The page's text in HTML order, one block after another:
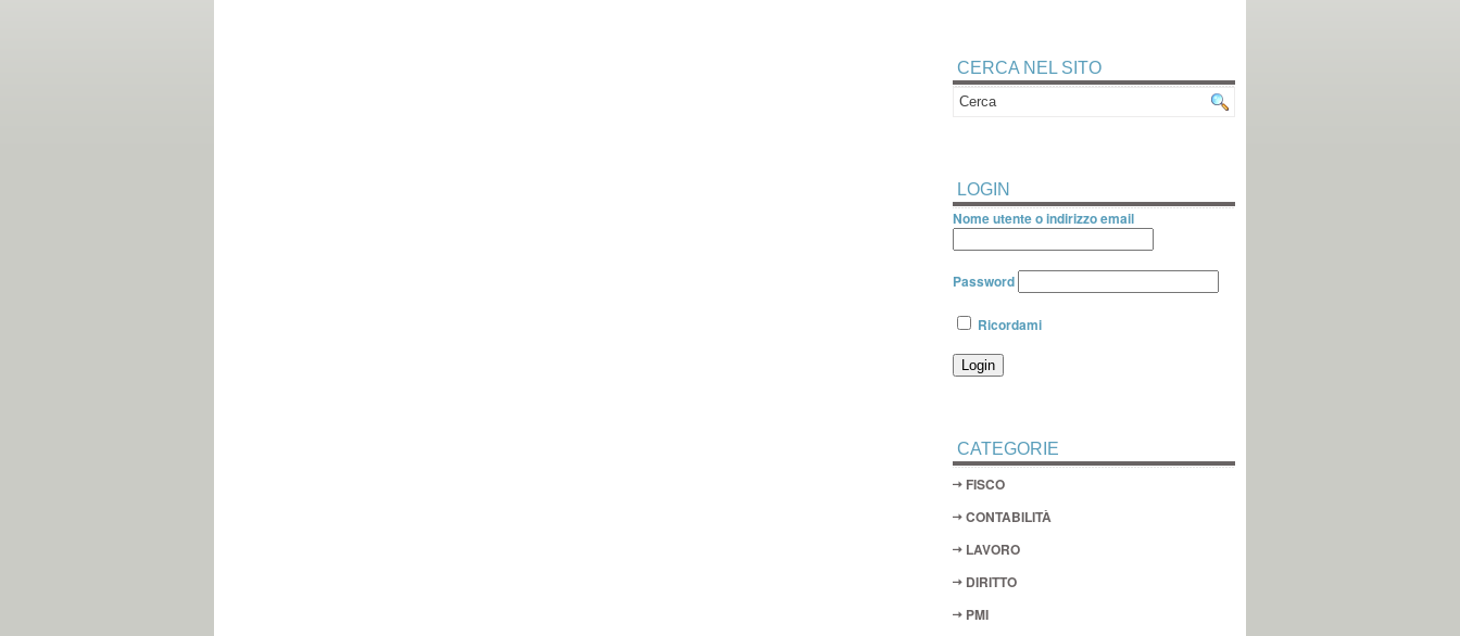
CERCA NEL SITO
LOGIN
Nome utente o indirizzo email
Password
Ricordami
CATEGORIE
FISCO
CONTABILITÀ
LAVORO
DIRITTO
PMI